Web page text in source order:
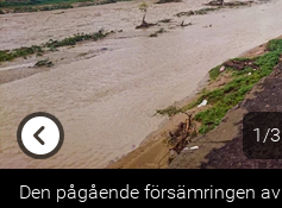
1/3
Previous
Den pågående försämringen